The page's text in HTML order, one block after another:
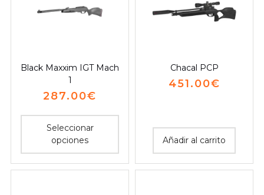
Black Maxxim IGT Mach
1
287.00€
Seleccionar
opciones
Chacal PCP
451.00€
Añadir al carrito